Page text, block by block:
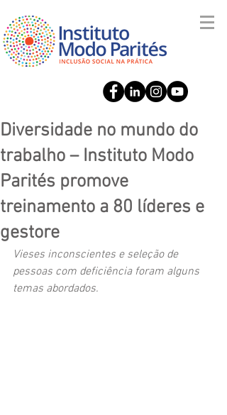
Diversidade no mundo do
trabalho – Instituto Modo
Parités promove
treinamento a 80 líderes e
gestore
Vieses inconscientes e seleção de
pessoas com deficiência foram alguns
temas abordados.